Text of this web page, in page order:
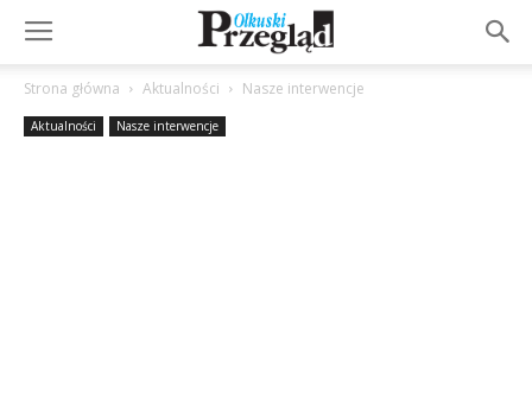
Strona główna Aktualności Nasze interwencje
Aktualności Nasze interwencje